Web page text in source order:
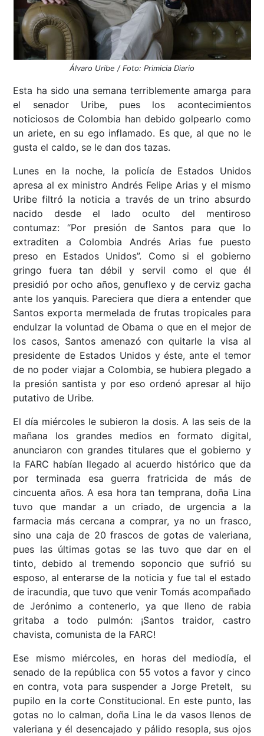
Álvaro Uribe / Foto: Primicia Diario
Esta ha sido una semana terriblemente amarga para
el senador Uribe, pues los acontecimientos
noticiosos de Colombia han debido golpearlo como
un ariete, en su ego inflamado. Es que, al que no le
gusta el caldo, se le dan dos tazas.
Lunes en la noche, la policía de Estados Unidos
apresa al ex ministro Andrés Felipe Arias y el mismo
Uribe filtró la noticia a través de un trino absurdo
nacido desde el lado oculto del mentiroso
contumaz: “Por presión de Santos para que lo
extraditen a Colombia Andrés Arias fue puesto
preso en Estados Unidos”. Como si el gobierno
gringo fuera tan débil y servil como el que él
presidió por ocho años, genuflexo y de cerviz gacha
ante los yanquis. Pareciera que diera a entender que
Santos exporta mermelada de frutas tropicales para
endulzar la voluntad de Obama o que en el mejor de
los casos, Santos amenazó con quitarle la visa al
presidente de Estados Unidos y éste, ante el temor
de no poder viajar a Colombia, se hubiera plegado a
la presión santista y por eso ordenó apresar al hijo
putativo de Uribe.
El día miércoles le subieron la dosis. A las seis de la
mañana los grandes medios en formato digital,
anunciaron con grandes titulares que el gobierno y
la FARC habían llegado al acuerdo histórico que da
por terminada esa guerra fratricida de más de
cincuenta años. A esa hora tan temprana, doña Lina
tuvo que mandar a un criado, de urgencia a la
farmacia más cercana a comprar, ya no un frasco,
sino una caja de 20 frascos de gotas de valeriana,
pues las últimas gotas se las tuvo que dar en el
tinto, debido al tremendo soponcio que sufrió su
esposo, al enterarse de la noticia y fue tal el estado
de iracundia, que tuvo que venir Tomás acompañado
de Jerónimo a contenerlo, ya que lleno de rabia
gritaba a todo pulmón: ¡Santos traidor, castro
chavista, comunista de la FARC!
Ese mismo miércoles, en horas del mediodía, el
senado de la república con 55 votos a favor y cinco
en contra, vota para suspender a Jorge Pretelt, su
pupilo en la corte Constitucional. En este punto, las
gotas no lo calman, doña Lina le da vasos llenos de
valeriana y él desencajado y pálido resopla, sus ojos